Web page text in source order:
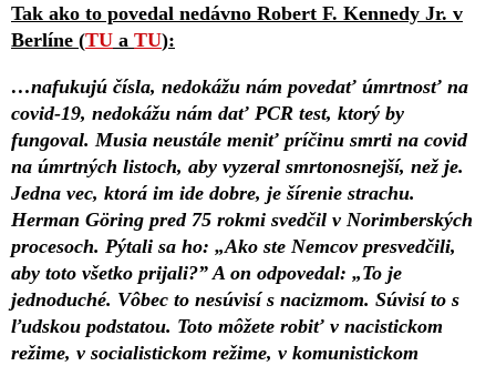
Tak ako to povedal nedávno Robert F. Kennedy Jr. v
Berlíne (TU a TU):
…nafukujú čísla, nedokážu nám povedať úmrtnosť na
covid-19, nedokážu nám dať PCR test, ktorý by
fungoval. Musia neustále meniť príčinu smrti na covid
na úmrtných listoch, aby vyzeral smrtonosnejší, než je.
Jedna vec, ktorá im ide dobre, je šírenie strachu.
Herman Göring pred 75 rokmi svedčil v Norimberských
procesoch. Pýtali sa ho: „Ako ste Nemcov presvedčili,
aby toto všetko prijali?” A on odpovedal: „To je
jednoduché. Vôbec to nesúvisí s nacizmom. Súvisí to s
ľudskou podstatou. Toto môžete robiť v nacistickom
režime, v socialistickom režime, v komunistickom